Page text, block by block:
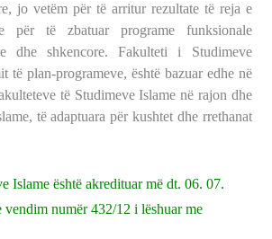
jo vetëm për të arritur rezultate të reja e
për të zbatuar programe funksionale
dhe shkencore. Fakulteti i Studimeve
të plan-programeve, është bazuar edhe në
të Studimeve Islame në rajon dhe
të adaptuara për kushtet dhe rrethanat
Islame është akredituar më dt. 06. 07.
vendim numër 432/12 i lëshuar me